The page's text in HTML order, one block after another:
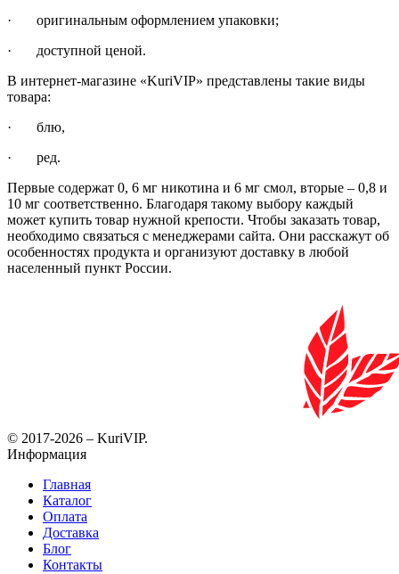
· оригинальным оформлением упаковки;
· доступной ценой.
В интернет-магазине «KuriVIP» представлены такие виды
товара:
· блю,
· ред.
Первые содержат 0, 6 мг никотина и 6 мг смол, вторые – 0,8 и
10 мг соответственно. Благодаря такому выбору каждый
может купить товар нужной крепости. Чтобы заказать товар,
необходимо связаться с менеджерами сайта. Они расскажут об
особенностях продукта и организуют доставку в любой
населенный пункт России.
© 2017-2026 – KuriVIP.
Информация
Главная
Каталог
Оплата
Доставка
Блог
Контакты